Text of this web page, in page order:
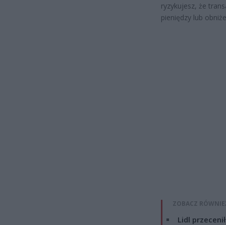
ryzykujesz, że
pieniędzy lub
ZOBACZ
Lidl